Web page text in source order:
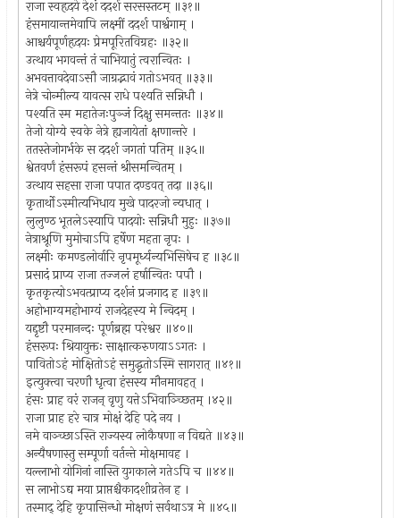
राजा स्वहृदये देशं ददर्श सरसस्तटम् ॥३१॥
हंसमायान्तमेवापि लक्ष्मीं ददर्श पार्श्वगाम् ।
आश्चर्यपूर्णहृदयः प्रेमपूरितविग्रहः ॥३२॥
उत्थाय भगवन्तं तं चाभियातुं त्वरान्वितः ।
अभवत्तावदेवाऽसौ जाग्रद्भावं गतोऽभवत् ॥३३॥
नेत्रे चोन्मील्य यावत्स राधे पश्यति सन्निधौ ।
पश्यति स्म महातेजःपुञ्जं दिक्षु समन्ततः ॥३४॥
तेजो योग्ये स्वके नेत्रे ह्यजायेतां क्षणान्तरे ।
ततस्तेजोगर्भके स ददर्श जगतां पतिम् ॥३५॥
श्वेतवर्णं हंसरूपं हसन्तं श्रीसमन्वितम् ।
उत्थाय सहसा राजा पपात दण्डवत् तदा ॥३६॥
कृतार्थोऽस्मीत्यभिधाय मुखे पादरजो न्यधात् ।
लुलुण्ठ भूतलेऽस्यापि पादयोः सन्निधौ मुहुः ॥३७॥
नेत्राश्रूणि मुमोचाऽपि हर्षेण महता नृपः ।
लक्ष्मीः कमण्डलोर्वारि नृपमूर्ध्यन्यभिसिषेच ह ॥३८॥
प्रसादं प्राप्य राजा तज्जलं हर्षान्वितः पपौ ।
कृतकृत्योऽभवत्प्राप्य दर्शनं प्रजगाद ह ॥३९॥
अहोभाग्यमहोभाग्यं राजदेहस्य मे न्विदम् ।
यद्दृष्टौ परमानन्दः पूर्णब्रह्म परेश्वर ॥४०॥
हंसरूपः श्रियायुक्तः साक्षात्करुणयाऽऽगतः ।
पावितोऽहं मोक्षितोऽहं समुद्धृतोऽस्मि सागरात् ॥४१॥
इत्युक्त्वा चरणौ धृत्वा हंसस्य मौनमावहत् ।
हंसः प्राह वरं राजन् वृणु यत्तेऽभिवाञ्च्छितम् ।४२॥
राजा प्राह हरे चात्र मोक्षं देहि पदे नय ।
नमे वाञ्च्छाऽस्ति राज्यस्य लोकैषणा न विद्यते ॥४३॥
अन्यैषणास्तु सम्पूर्णा वर्तन्ते मोक्षमावह ।
यल्लाभो योगिनां नास्ति युगकाले गतेऽपि च ॥४४॥
स लाभोऽद्य मया प्राप्तश्चैकादशीव्रतेन ह ।
तस्माद् देहि कृपासिन्धो मोक्षणं सर्वथाऽत्र मे ॥४५॥